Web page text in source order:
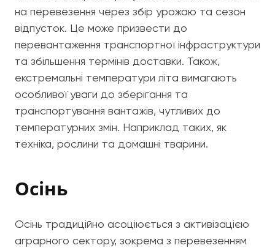
на перевезення через збір урожаю та сезон
відпусток. Це може призвести до
перевантаження транспортної інфраструктури
та збільшення термінів доставки. Також,
екстремальні температури літа вимагають
особливої уваги до зберігання та
транспортування вантажів, чутливих до
температурних змін. Наприклад таких, як
техніка, рослини та домашні тварини.
Осінь
Осінь традиційно асоціюється з активізацією
аграрного сектору, зокрема з перевезенням